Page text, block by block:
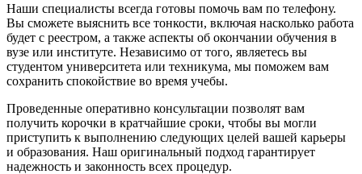
Наши специалисты всегда готовы помочь вам по телефону.
Вы сможете выяснить все тонкости, включая насколько работа
будет с реестром, а также аспекты об окончании обучения в
вузе или институте. Независимо от того, являетесь вы
студентом университета или техникума, мы поможем вам
сохранить спокойствие во время учебы.
Проведенные оперативно консультации позволят вам
получить корочки в кратчайшие сроки, чтобы вы могли
приступить к выполнению следующих целей вашей карьеры
и образования. Наш оригинальный подход гарантирует
надежность и законность всех процедур.